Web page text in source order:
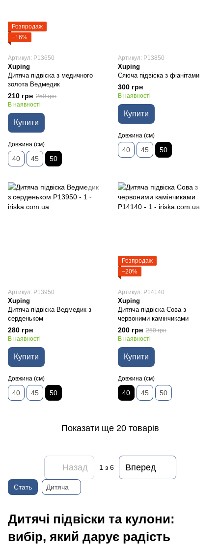
Дитячі підвіски та кулони:
вибір, який дарує радість
Розпродаж
−16%
Артикул: P13650
Xuping
Дитяча підвіска з медичного
золота Ведмедик
210 грн 250 грн
В наявності
Купити
Довжина (см)
40 45 50
Артикул: P13850
Xuping
Сяюча підвіска з фіанітами
300 грн
В наявності
Купити
Довжина (см)
40 45 50
Артикул: P13950
Xuping
Дитяча підвіска Ведмедик з
серденьком
280 грн
В наявності
Купити
Довжина (см)
40 45 50
Розпродаж
−20%
Артикул: P14140
Xuping
Дитяча підвіска Сова з
червоними камінчиками
200 грн 250 грн
В наявності
Купити
Довжина (см)
40 45 50
Показати ще 20 товарів
Назад 1 з 6 Вперед
Стать Дитяча